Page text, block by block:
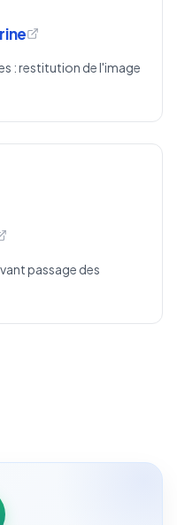
: restitution de l'image
passage des